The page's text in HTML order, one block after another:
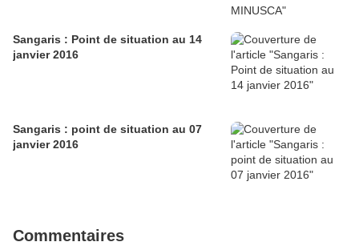
Sangaris : Point de situation au 14
janvier 2016
Sangaris : point de situation au 07
janvier 2016
Commentaires